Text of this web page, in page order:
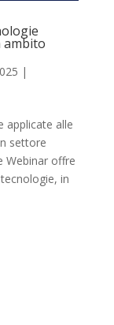
ambito
|
applicate alle
settore
Webinar offre
in